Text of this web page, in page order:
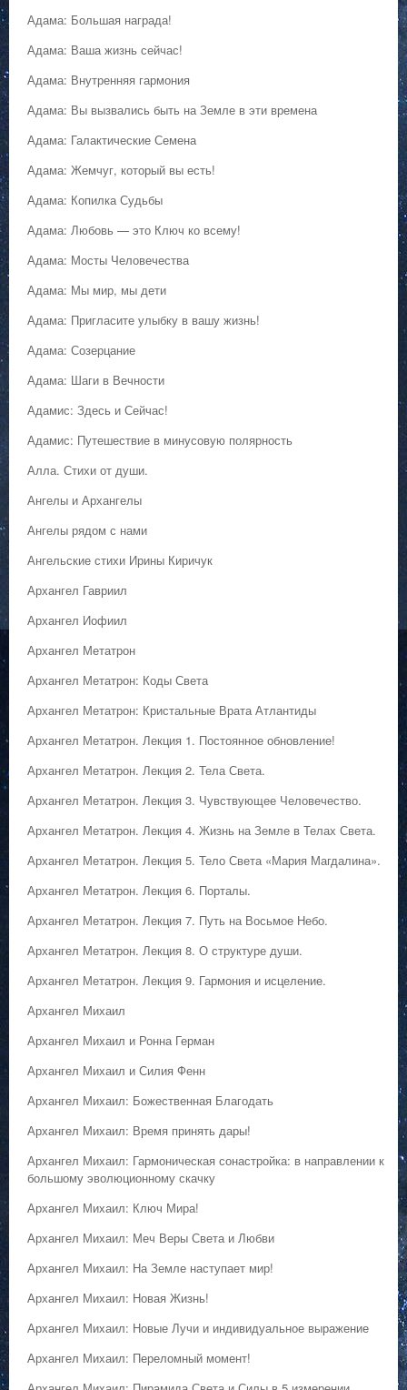
Адама: Большая награда!
Адама: Ваша жизнь сейчас!
Адама: Внутренняя гармония
Адама: Вы вызвались быть на Земле в эти времена
Адама: Галактические Семена
Адама: Жемчуг, который вы есть!
Адама: Копилка Судьбы
Адама: Любовь — это Ключ ко всему!
Адама: Мосты Человечества
Адама: Мы мир, мы дети
Адама: Пригласите улыбку в вашу жизнь!
Адама: Созерцание
Адама: Шаги в Вечности
Адамис: Здесь и Сейчас!
Адамис: Путешествие в минусовую полярность
Алла. Стихи от души.
Ангелы и Архангелы
Ангелы рядом с нами
Ангельские стихи Ирины Киричук
Архангел Гавриил
Архангел Иофиил
Архангел Метатрон
Архангел Метатрон: Коды Света
Архангел Метатрон: Кристальные Врата Атлантиды
Архангел Метатрон. Лекция 1. Постоянное обновление!
Архангел Метатрон. Лекция 2. Тела Света.
Архангел Метатрон. Лекция 3. Чувствующее Человечество.
Архангел Метатрон. Лекция 4. Жизнь на Земле в Телах Света.
Архангел Метатрон. Лекция 5. Тело Света «Мария Магдалина».
Архангел Метатрон. Лекция 6. Порталы.
Архангел Метатрон. Лекция 7. Путь на Восьмое Небо.
Архангел Метатрон. Лекция 8. О структуре души.
Архангел Метатрон. Лекция 9. Гармония и исцеление.
Архангел Михаил
Архангел Михаил и Ронна Герман
Архангел Михаил и Силия Фенн
Архангел Михаил: Божественная Благодать
Архангел Михаил: Время принять дары!
Архангел Михаил: Гармоническая сонастройка: в направлении к
большому эволюционному скачку
Архангел Михаил: Ключ Мира!
Архангел Михаил: Меч Веры Света и Любви
Архангел Михаил: На Земле наступает мир!
Архангел Михаил: Новая Жизнь!
Архангел Михаил: Новые Лучи и индивидуальное выражение
Архангел Михаил: Переломный момент!